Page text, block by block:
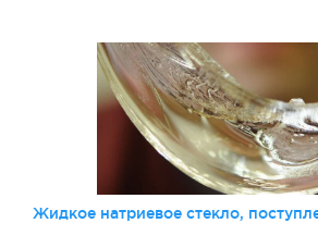
Жидкое натриевое стекло,